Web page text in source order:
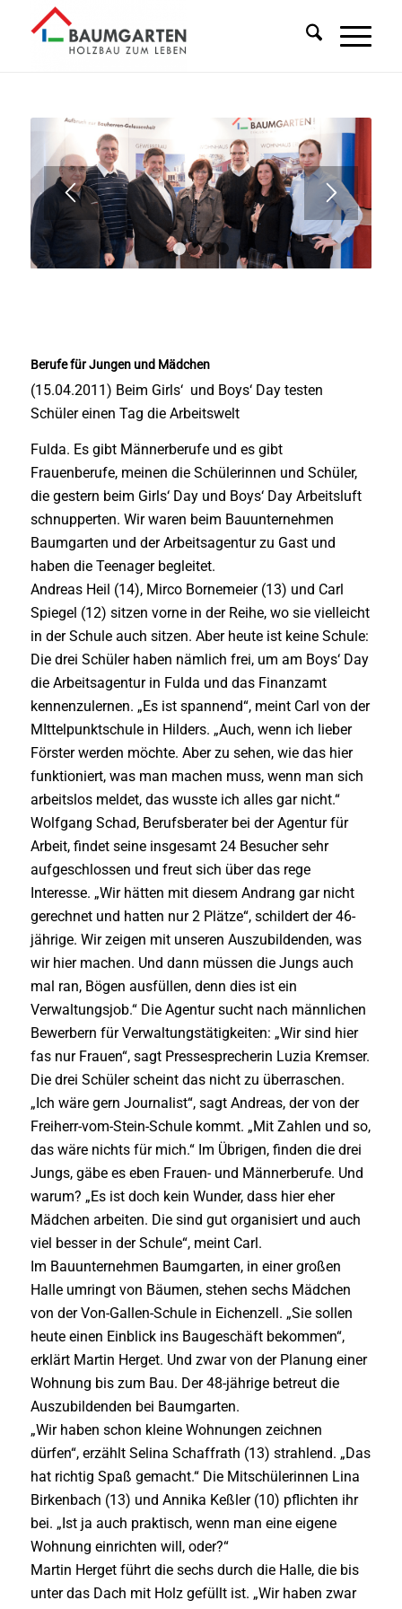
1 2
Berufe für Jungen und Mädchen
(15.04.2011) Beim Girls‘ und Boys‘ Day testen
Schüler einen Tag die Arbeitswelt
Fulda. Es gibt Männerberufe und es gibt
Frauenberufe, meinen die Schülerinnen und Schüler,
die gestern beim Girls‘ Day und Boys‘ Day Arbeitsluft
schnupperten. Wir waren beim Bauunternehmen
Baumgarten und der Arbeitsagentur zu Gast und
haben die Teenager begleitet.
Andreas Heil (14), Mirco Bornemeier (13) und Carl
Spiegel (12) sitzen vorne in der Reihe, wo sie vielleicht
in der Schule auch sitzen. Aber heute ist keine Schule:
Die drei Schüler haben nämlich frei, um am Boys‘ Day
die Arbeitsagentur in Fulda und das Finanzamt
kennenzulernen. „Es ist spannend“, meint Carl von der
MIttelpunktschule in Hilders. „Auch, wenn ich lieber
Förster werden möchte. Aber zu sehen, wie das hier
funktioniert, was man machen muss, wenn man sich
arbeitslos meldet, das wusste ich alles gar nicht.“
Wolfgang Schad, Berufsberater bei der Agentur für
Arbeit, findet seine insgesamt 24 Besucher sehr
aufgeschlossen und freut sich über das rege
Interesse. „Wir hätten mit diesem Andrang gar nicht
gerechnet und hatten nur 2 Plätze“, schildert der 46-
jährige. Wir zeigen mit unseren Auszubildenden, was
wir hier machen. Und dann müssen die Jungs auch
mal ran, Bögen ausfüllen, denn dies ist ein
Verwaltungsjob.“ Die Agentur sucht nach männlichen
Bewerbern für Verwaltungstätigkeiten: „Wir sind hier
fas nur Frauen“, sagt Pressesprecherin Luzia Kremser.
Die drei Schüler scheint das nicht zu überraschen.
„Ich wäre gern Journalist“, sagt Andreas, der von der
Freiherr-vom-Stein-Schule kommt. „Mit Zahlen und so,
das wäre nichts für mich.“ Im Übrigen, finden die drei
Jungs, gäbe es eben Frauen- und Männerberufe. Und
warum? „Es ist doch kein Wunder, dass hier eher
Mädchen arbeiten. Die sind gut organisiert und auch
viel besser in der Schule“, meint Carl.
Im Bauunternehmen Baumgarten, in einer großen
Halle umringt von Bäumen, stehen sechs Mädchen
von der Von-Gallen-Schule in Eichenzell. „Sie sollen
heute einen Einblick ins Baugeschäft bekommen“,
erklärt Martin Herget. Und zwar von der Planung einer
Wohnung bis zum Bau. Der 48-jährige betreut die
Auszubildenden bei Baumgarten.
„Wir haben schon kleine Wohnungen zeichnen
dürfen“, erzählt Selina Schaffrath (13) strahlend. „Das
hat richtig Spaß gemacht.“ Die Mitschülerinnen Lina
Birkenbach (13) und Annika Keßler (10) pflichten ihr
bei. „Ist ja auch praktisch, wenn man eine eigene
Wohnung einrichten will, oder?“
Martin Herget führt die sechs durch die Halle, die bis
unter das Dach mit Holz gefüllt ist. „Wir haben zwar